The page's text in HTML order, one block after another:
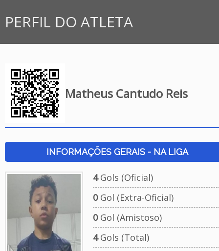
PERFIL DO ATLETA
Matheus Cantudo Reis
INFORMAÇÕES GERAIS - NA LIGA
4Gols (Oficial)
0Gol (Extra-Oficial)
0Gol (Amistoso)
4Gols (Total)